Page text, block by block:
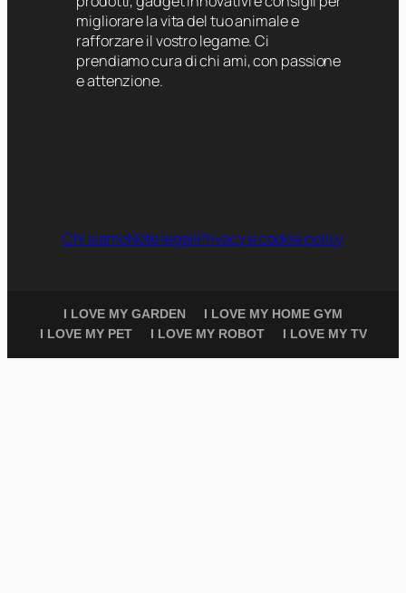
migliorare la vita del tuo animale e
rafforzare il vostro legame. Ci
prendiamo cura di chi ami, con passione
e attenzione.
Chi siamoNote legaliPrivacy e cookie policy
I LOVE MY GARDEN
I LOVE MY HOME GYM
I LOVE MY PET
I LOVE MY ROBOT I LOVE MY TV